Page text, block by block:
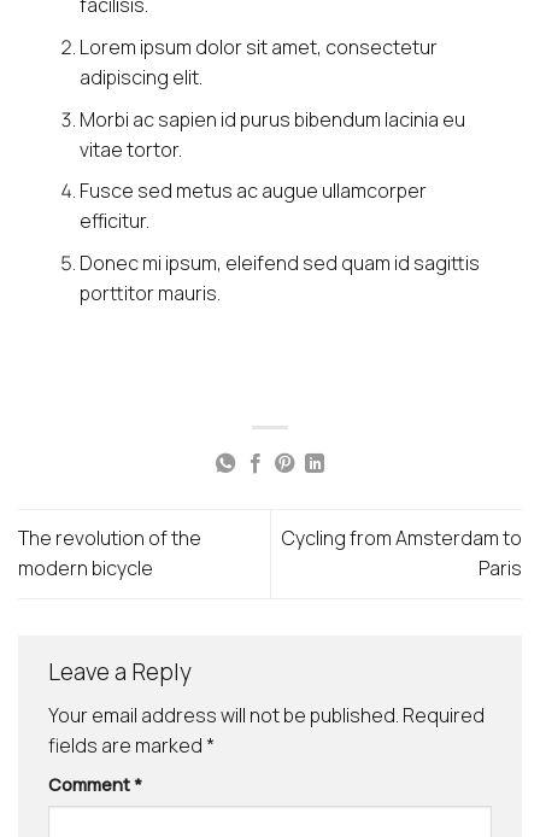
Lorem ipsum dolor sit amet, consectetur
adipiscing elit.
Morbi ac sapien id purus bibendum lacinia eu
vitae tortor.
Fusce sed metus ac augue ullamcorper
efficitur.
Donec mi ipsum, eleifend sed quam id sagittis
porttitor mauris.
The revolution of the
modern bicycle
Cycling from Amsterdam to
Paris
Leave a Reply
Your email address will not be published. Required
fields are marked *
Comment*